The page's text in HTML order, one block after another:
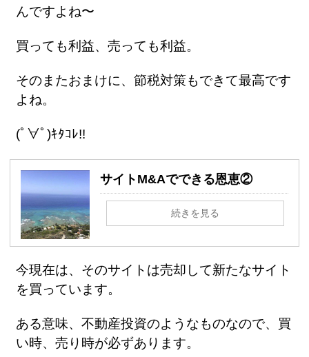
んですよね〜
買っても利益、売っても利益。
そのまたおまけに、節税対策もできて最高です
よね。
(ﾟ∀ﾟ)ｷﾀｺﾚ!!
サイトM&Aでできる恩恵②
続きを見る
今現在は、そのサイトは売却して新たなサイト
を買っています。
ある意味、不動産投資のようなものなので、買
い時、売り時が必ずあります。